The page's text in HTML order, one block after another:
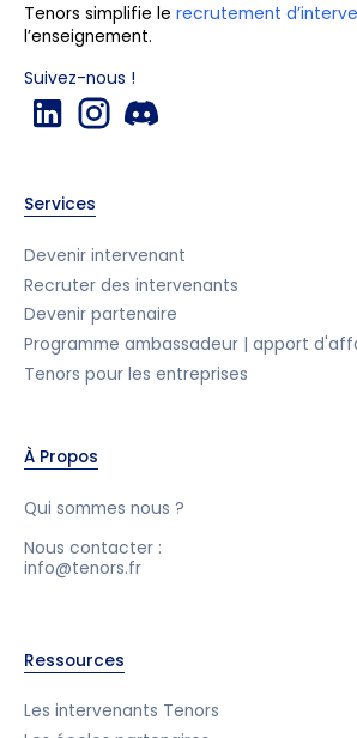
Tenors simplifie le recrutement
l’enseignement.
Suivez-nous !
Services
Devenir intervenant
Recruter des intervenants
Devenir partenaire
Programme ambassadeur | apport
Tenors pour les entreprises
À Propos
Qui sommes nous ?
Nous contacter :
info@tenors.fr
Ressources
Les intervenants Tenors